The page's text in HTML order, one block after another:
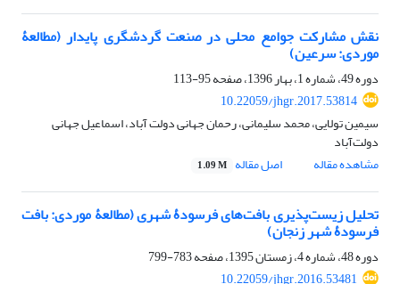
نقش مشارکت جوامع محلی در صنعت گردشگری پایدار (مطالعۀ
موردی: سرعین)
دوره 49، شماره 1، بهار 1396، صفحه
95-113
10.22059/jhgr.2017.53814
سیمین تولایی، محمد سلیمانی، رحمان جهانی دولت آباد، اسماعیل جهانی
دولت‌آباد
مشاهده مقاله
اصل مقاله 1.09 M
تحلیل زیست‌پذیری بافت‌های فرسودۀ شهری (مطالعۀ موردی: بافت
فرسودۀ شهر زنجان)
دوره 48، شماره 4، زمستان 1395، صفحه
783-799